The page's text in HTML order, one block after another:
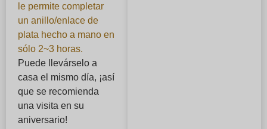
le permite completar
un anillo/enlace de
plata hecho a mano en
sólo 2~3 horas.
Puede llevárselo a
casa el mismo día, ¡así
que se recomienda
una visita en su
aniversario!